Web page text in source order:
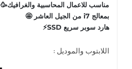
مناسب للاعمال المحاسبية والغرافيك🥳
بمعالج i7 من الجيل العاشر 🤩
هارد سوبر سريع SSD⚡
اللابتوب والموديل :